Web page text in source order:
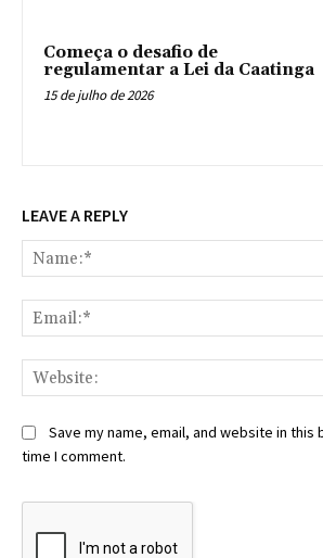
Começa o desafio de
regulamentar a Lei da Caatinga
15 de julho de 2026
LEAVE A REPLY
Save my name, email, and website in
time I comment.